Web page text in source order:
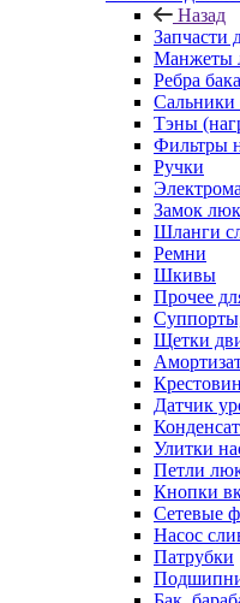
Назад
Запчасти
Манжеты
Ребра бака
Сальники
Тэны
Фильтры
Ручки
Замок
Шланги
Ремни
Шкивы
Прочее
Щетки
Датчик
Улитки
Петли
Кнопки
Сетевые
Насос
Патрубки